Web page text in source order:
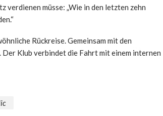
verdienen müsse: „Wie in den letzten zehn
Rückreise. Gemeinsam mit den
Klub verbindet die Fahrt mit einem internen